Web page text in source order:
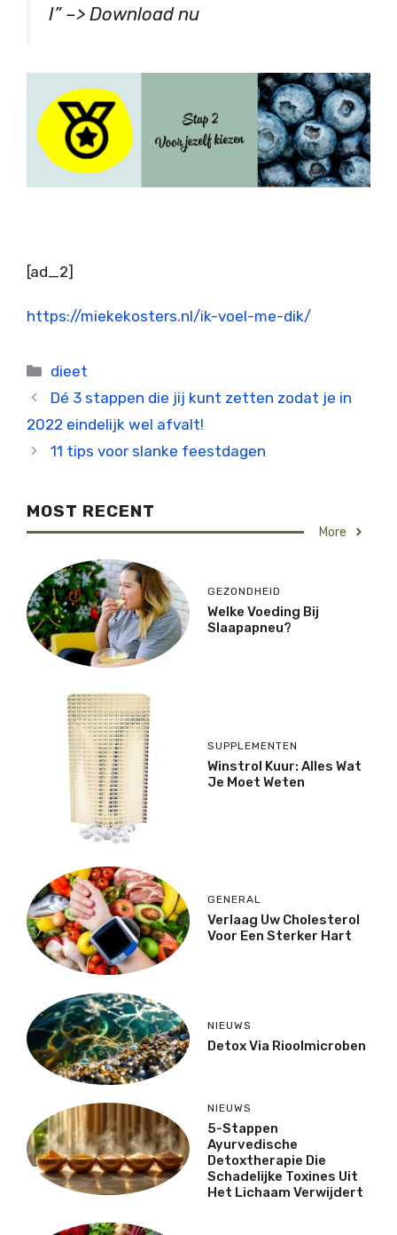
I” –> Download nu
[ad_2]
https://miekekosters.nl/ik-voel-me-dik/
Categorieën
dieet
Dé 3 stappen die jij kunt zetten zodat je in
2022 eindelijk wel afvalt!
11 tips voor slanke feestdagen
MOST RECENT
More
GEZONDHEID
Welke Voeding Bij
Slaapapneu?
SUPPLEMENTEN
Winstrol Kuur: Alles Wat
Je Moet Weten
GENERAL
Verlaag Uw Cholesterol
Voor Een Sterker Hart
NIEUWS
Detox Via Rioolmicroben
NIEUWS
5-Stappen
Ayurvedische
Detoxtherapie Die
Schadelijke Toxines Uit
Het Lichaam Verwijdert